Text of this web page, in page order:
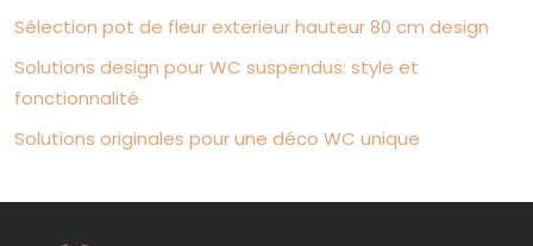
Sélection pot de fleur exterieur hauteur 80 cm design
Solutions design pour WC suspendus: style et
fonctionnalité
Solutions originales pour une déco WC unique